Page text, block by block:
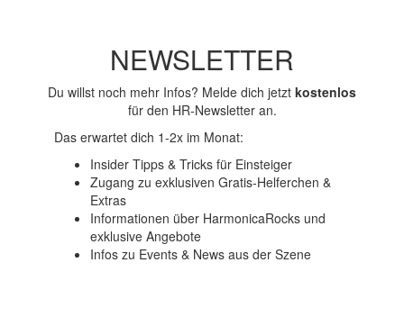
NEWSLETTER
Du willst noch mehr Infos? Melde dich jetzt kostenlos
für den HR-Newsletter an.
Das erwartet dich 1-2x im Monat:
Insider Tipps & Tricks für Einsteiger
Zugang zu exklusiven Gratis-Helferchen &
Extras
Informationen über HarmonicaRocks und
exklusive Angebote
Infos zu Events & News aus der Szene